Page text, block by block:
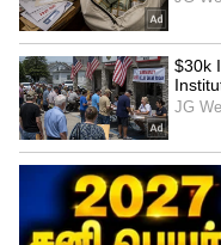
Image Credit :Google
EPFO 3.0-வின்
UAN ஆக்டிவாக
உங்கள்
ஆக்டிவாக